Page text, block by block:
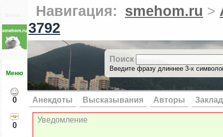
Меню
0
0
Навигация: smehom.ru >
3792
Поиск
Введите фразу длиннее 3-х
Анекдоты Высказывания Авторы
Уведомление